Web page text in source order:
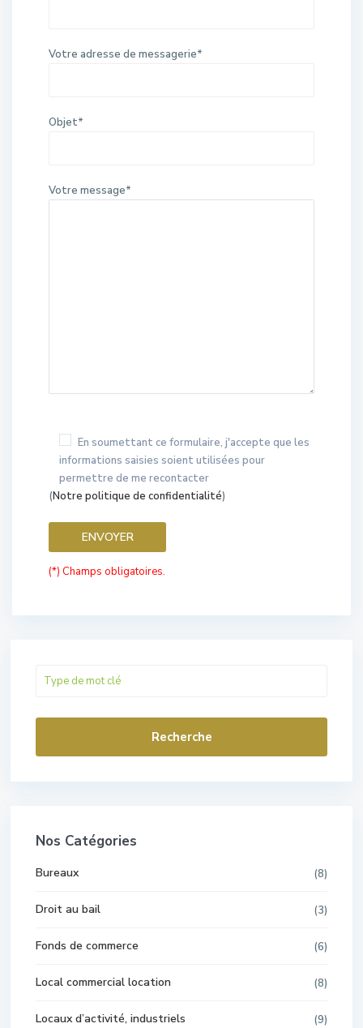
Votre adresse de messagerie*
Objet*
Votre message*
En soumettant ce formulaire, j'accepte que les
informations saisies soient utilisées pour
permettre de me recontacter
(Notre politique de confidentialité)
(*) Champs obligatoires.
Recherche
Nos Catégories
Bureaux (8)
Droit au bail (3)
Fonds de commerce (6)
Local commercial location (8)
Locaux d’activité, industriels (9)